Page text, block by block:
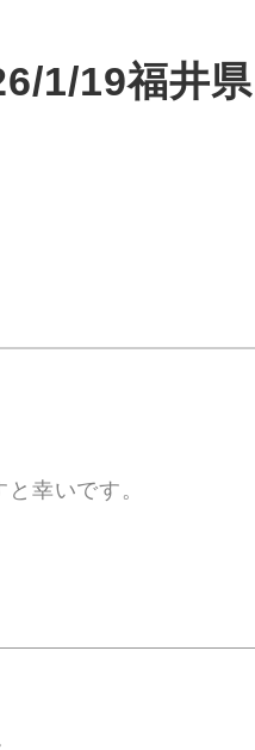
1/19福井県
幸いです。